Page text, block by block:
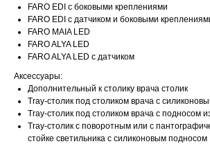
FARO EDI с боковыми креплениями
FARO EDI с датчиком и боковыми
FARO MAIA LED
FARO ALYA LED
FARO ALYA LED с датчиком
Аксессуары:
Дополнительный к столику врача столик
Tray-столик под столиком врача с
Tray-столик под столиком врача с подносом
Tray-столик с поворотным или с
стойке светильника с силиконовым подносом